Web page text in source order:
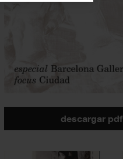
descargar pdf